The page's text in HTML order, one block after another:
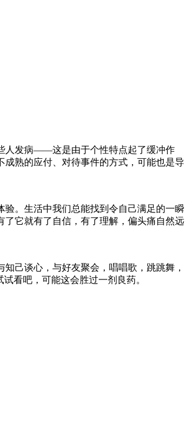
人发病——这是由于个性特点起了缓冲作
熟的应付、对待事件的方式，可能也是导
。生活中我们总能找到令自己满足的一瞬
它就有了自信，有了理解，偏头痛自然远
己谈心，与好友聚会，唱唱歌，跳跳舞，
看吧，可能这会胜过一剂良药。